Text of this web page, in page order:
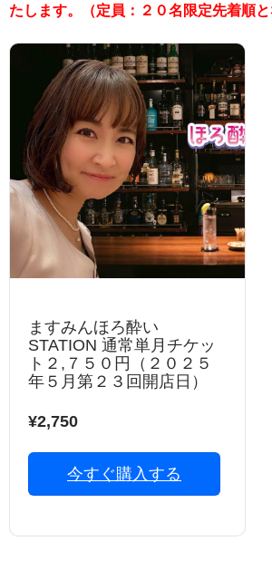
たします。（定員：２０名限定先着順と
ますみんほろ酔い
STATION 通常単月チケッ
ト２,７５０円（２０２５
年５月第２３回開店日）
¥2,750
今すぐ購入する